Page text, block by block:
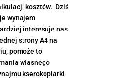
kosztów. Dziś
wynajem
interesuje nas
strony A4 na
pomoże to
własnego
kserokopiarki